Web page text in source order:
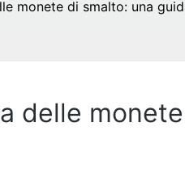
monete di smalto: una
delle